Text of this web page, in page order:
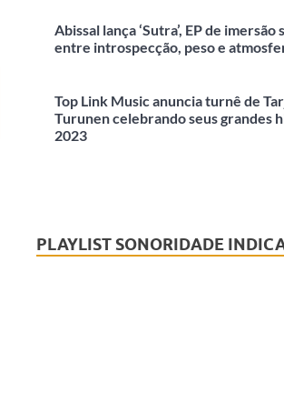
Abissal lança ‘Sutra’, EP de imersão
entre introspecção, peso e
Top Link Music anuncia turnê de
Turunen celebrando seus grandes
2023
PLAYLIST SONORIDADE